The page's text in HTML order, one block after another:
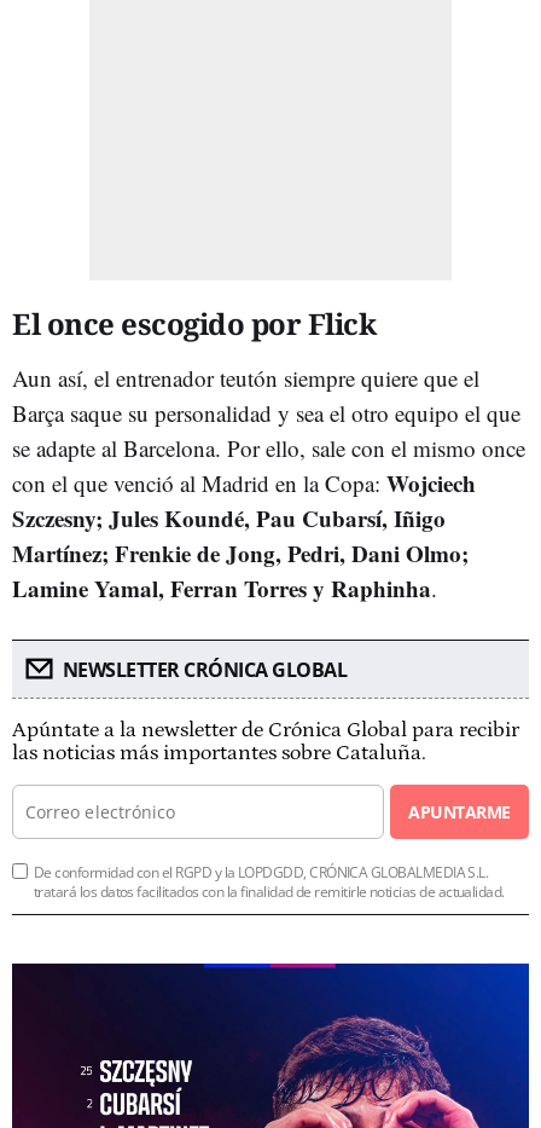
El once escogido por Flick
Aun así, el entrenador teutón siempre quiere que el
Barça saque su personalidad y sea el otro equipo el que
se adapte al Barcelona. Por ello, sale con el mismo once
con el que venció al Madrid en la Copa: Wojciech
Szczesny; Jules Koundé, Pau Cubarsí, Iñigo
Martínez; Frenkie de Jong, Pedri, Dani Olmo;
Lamine Yamal, Ferran Torres y Raphinha.
NEWSLETTER CRÓNICA GLOBAL
Apúntate a la newsletter de Crónica Global para recibir
las noticias más importantes sobre Cataluña.
APUNTARME
De conformidad con el RGPD y la LOPDGDD, CRÓNICA GLOBALMEDIA S.L.
tratará los datos facilitados con la finalidad de remitirle noticias de actualidad.